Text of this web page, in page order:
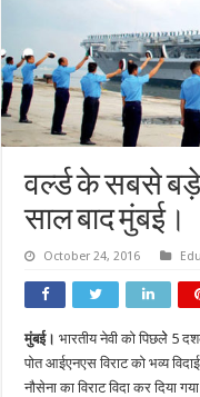
वर्ल्ड के सबसे बड़े
साल बाद मुंबई।
October 24, 2016
मुंबई।भारतीय नेवी को पिछलेे 5
पोत आईएनएस विराट को भव्य
नौसेना का विराट विदा कर दिया